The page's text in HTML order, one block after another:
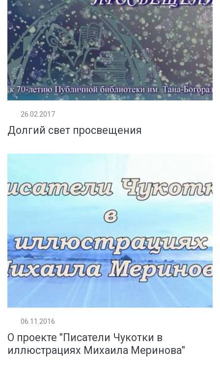
26.02.2017
Долгий свет просвещения
06.11.2016
О проекте "Писатели Чукотки в
иллюстрациях Михаила Меринова"